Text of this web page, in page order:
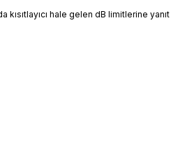
hale gelen dB limitlerine